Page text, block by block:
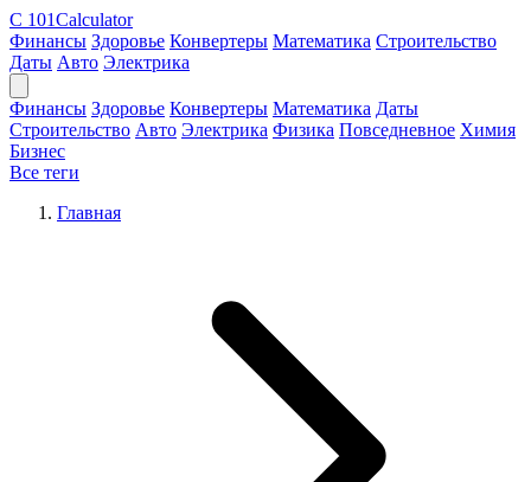
C 101Calculator
Финансы Здоровье Конвертеры Математика Строительство
Даты Авто Электрика
Финансы Здоровье Конвертеры Математика Даты
Строительство Авто Электрика Физика Повседневное Химия
Бизнес
Все теги
Главная